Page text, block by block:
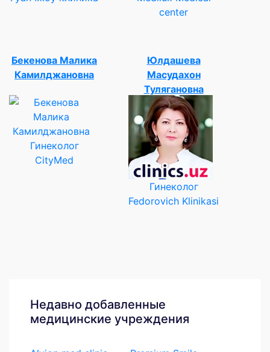
center
Бекенова Малика
Камилджановна
Гинеколог
CityMed
Юлдашева
Масудахон
Тулягановна
Гинеколог
Fedorovich Klinikasi
Недавно добавленные
медицинские учреждения